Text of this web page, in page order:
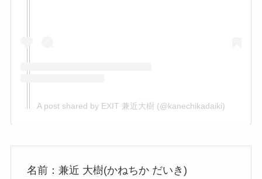
A post shared by EXIT 兼近大樹 (@kanechikadaiki)
名前：兼近 大樹(かねちか だいき)